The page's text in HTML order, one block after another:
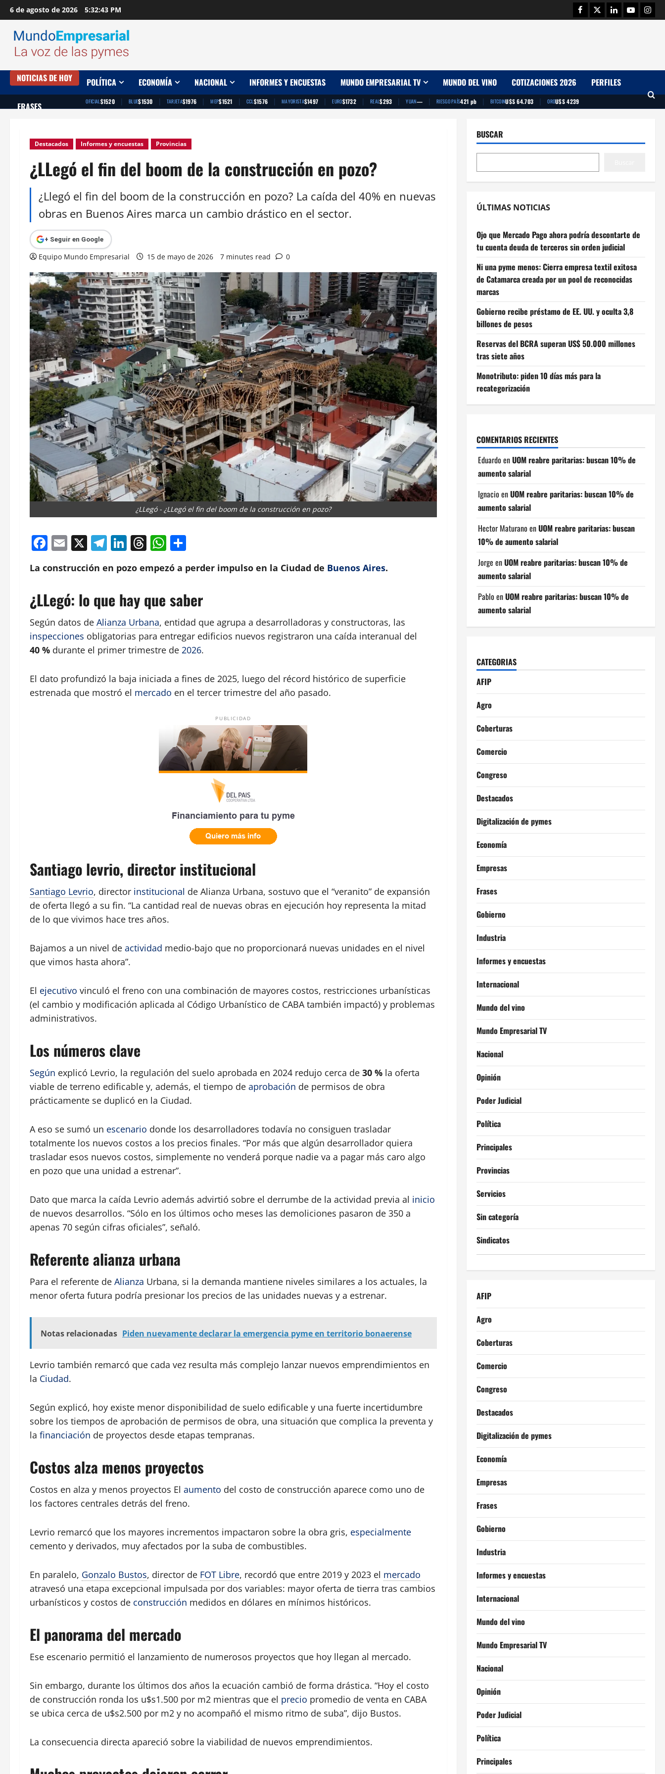
Saltar
al
contenido
6 de agosto de 2026 5:32:44 PM Facebook
TwitterLinkedinYoutube
NOTICIAS DE HOY POLÍTICA ECONOMÍA NACIONAL INFORMES Y ENCUESTAS MUNDO EMPRESARIAL TV MUNDO DEL VINO COTIZACIONES 2026 PERFILES
FRASES OFICIAL$1520 | BLUE$1530 | TARJETA$1976 | MEP$1521 | CCL$1576 | MAYORISTA$1497 | EURO$1732 | REAL$293 | YUAN— | RIESGO PAÍS421 pb | BITCOINU$S 64.703 | OROU$S 4239
Destacados Informes y encuestas Provincias
¿LLegó el fin del boom de la construcción en pozo?
¿Llegó el fin del boom de la construcción en pozo? La caída del 40% en nuevas
obras en Buenos Aires marca un cambio drástico en el sector.
+ Seguir en Google
Equipo Mundo Empresarial 15 de mayo de 2026 7 minutes read 0
¿LLegó - ¿LLegó el fin del boom de la construcción en pozo?
Facebook
Email
X Telegram
LinkedIn
Threads
WhatsApp
La construcción en pozo empezó a perder impulso en la Ciudad de Buenos Aires.
¿LLegó: lo que hay que saber
Según datos de Alianza Urbana, entidad que agrupa a desarrolladoras y constructoras, las
inspecciones obligatorias para entregar edificios nuevos registraron una caída interanual del
40 % durante el primer trimestre de 2026.
El dato profundizó la baja iniciada a fines de 2025, luego del récord histórico de superficie
estrenada que mostró el mercado en el tercer trimestre del año pasado.
PUBLICIDAD
Santiago levrio, director institucional
Santiago Levrio, director institucional de Alianza Urbana, sostuvo que el “veranito” de expansión
de oferta llegó a su fin. “La cantidad real de nuevas obras en ejecución hoy representa la mitad
de lo que vivimos hace tres años.
Bajamos a un nivel de actividad medio-bajo que no proporcionará nuevas unidades en el nivel
que vimos hasta ahora”.
El ejecutivo vinculó el freno con una combinación de mayores costos, restricciones urbanísticas
(el cambio y modificación aplicada al Código Urbanístico de CABA también impactó) y problemas
administrativos.
Los números clave
Según explicó Levrio, la regulación del suelo aprobada en 2024 redujo cerca de 30 % la oferta
viable de terreno edificable y, además, el tiempo de aprobación de permisos de obra
prácticamente se duplicó en la Ciudad.
A eso se sumó un escenario donde los desarrolladores todavía no consiguen trasladar
totalmente los nuevos costos a los precios finales. “Por más que algún desarrollador quiera
trasladar esos nuevos costos, simplemente no venderá porque nadie va a pagar más caro algo
en pozo que una unidad a estrenar”.
Dato que marca la caída Levrio además advirtió sobre el derrumbe de la actividad previa al inicio
de nuevos desarrollos. “Sólo en los últimos ocho meses las demoliciones pasaron de 350 a
apenas 70 según cifras oficiales”, señaló.
Referente alianza urbana
Para el referente de Alianza Urbana, si la demanda mantiene niveles similares a los actuales, la
menor oferta futura podría presionar los precios de las unidades nuevas y a estrenar.
Notas relacionadas Piden nuevamente declarar la emergencia pyme en territorio bonaerense
Levrio también remarcó que cada vez resulta más complejo lanzar nuevos emprendimientos en
la Ciudad.
Según explicó, hoy existe menor disponibilidad de suelo edificable y una fuerte incertidumbre
sobre los tiempos de aprobación de permisos de obra, una situación que complica la preventa y
la financiación de proyectos desde etapas tempranas.
Costos alza menos proyectos
Costos en alza y menos proyectos El aumento del costo de construcción aparece como uno de
los factores centrales detrás del freno.
Levrio remarcó que los mayores incrementos impactaron sobre la obra gris, especialmente
cemento y derivados, muy afectados por la suba de combustibles.
En paralelo, Gonzalo Bustos, director de FOT Libre, recordó que entre 2019 y 2023 el mercado
atravesó una etapa excepcional impulsada por dos variables: mayor oferta de tierra tras cambios
urbanísticos y costos de construcción medidos en dólares en mínimos históricos.
El panorama del mercado
Ese escenario permitió el lanzamiento de numerosos proyectos que hoy llegan al mercado.
Sin embargo, durante los últimos dos años la ecuación cambió de forma drástica. “Hoy el costo
de construcción ronda los u$s1.500 por m2 mientras que el precio promedio de venta en CABA
se ubica cerca de u$s2.500 por m2 y no acompañó el mismo ritmo de suba”, dijo Bustos.
La consecuencia directa apareció sobre la viabilidad de nuevos emprendimientos.
BUSCAR
ÚLTIMAS NOTICIAS
Ojo que Mercado Pago ahora podría descontarte de
tu cuenta deuda de terceros sin orden judicial
Ni una pyme menos: Cierra empresa textil exitosa
de Catamarca creada por un pool de reconocidas
marcas
Gobierno recibe préstamo de EE. UU. y oculta 3,8
billones de pesos
Reservas del BCRA superan US$ 50.000 millones
tras siete años
Monotributo: piden 10 días más para la
recategorización
COMENTARIOS RECIENTES
Eduardo enUOM reabre paritarias: buscan 10% de
aumento salarial
Ignacio enUOM reabre paritarias: buscan 10% de
aumento salarial
Hector Maturano enUOM reabre paritarias: buscan
10% de aumento salarial
Jorge enUOM reabre paritarias: buscan 10% de
aumento salarial
Pablo enUOM reabre paritarias: buscan 10% de
aumento salarial
CATEGORIAS
AFIP
Agro
Coberturas
Comercio
Congreso
Destacados
Digitalización de pymes
Economía
Empresas
Frases
Gobierno
Industria
Informes y encuestas
Internacional
Mundo del vino
Mundo Empresarial TV
Nacional
Opinión
Poder Judicial
Política
Principales
Provincias
Servicios
Sin categoría
Sindicatos
AFIP
Agro
Coberturas
Comercio
Congreso
Destacados
Digitalización de pymes
Economía
Empresas
Frases
Gobierno
Industria
Informes y encuestas
Internacional
Mundo del vino
Mundo Empresarial TV
Nacional
Opinión
Poder Judicial
Política
Principales